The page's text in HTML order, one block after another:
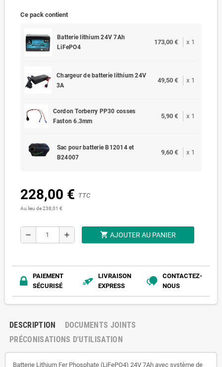
Ce pack contient
Batterie lithium 24V 7Ah
LiFePO4
173,00 € x 1
Chargeur de batterie lithium 24V
3A
49,50 € x 1
Cordon Torberry PP30 cosses
Faston 6.3mm
5,90 € x 1
Sac pour batterie B12014 et
B24007
9,60 € x 1
228,00 € TTC
Au lieu de 238,01 €
remove add shopping_cart AJOUTER AU PANIER
PAIEMENT
SÉCURISÉ
LIVRAISON
EXPRESS
CONTACTEZ-
NOUS
DESCRIPTION
DOCUMENTS JOINTS
PRÉCONISATIONS D'UTILISATION
Batterie Lithium Fer Phosphate (LiFePO4) 24V 7Ah avec système de